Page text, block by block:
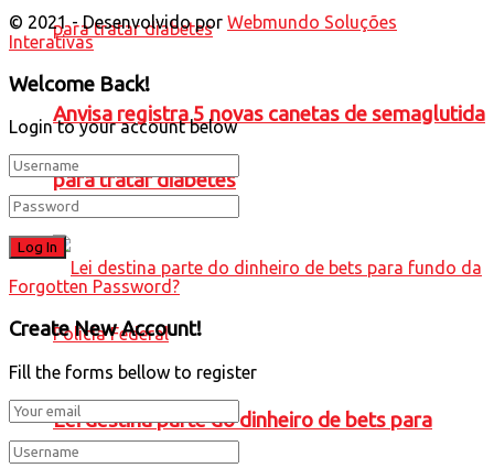
Anvisa registra 5 novas canetas de semaglutida
para tratar diabetes
Lei destina parte do dinheiro de bets para
© 2021 - Desenvolvido por Webmundo Soluções
Interativas
Welcome Back!
Login to your account below
Forgotten Password?
Create New Account!
Fill the forms bellow to register